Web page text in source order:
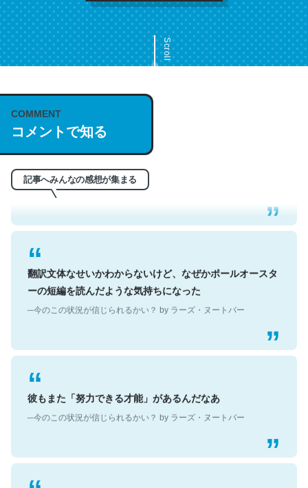
Scroll
COMMENT
コメントで知る
記事へみんなの感想が集まる
これは名文。彼はとてもクレバーなんだろうなと凄く思
─今のこの状況が信じられるかい？ by ラーズ・ヌートバー
翻訳文体なせいかわからないけど、なぜかポールオースタ
ーの短編を読んだような気持ちになった
─今のこの状況が信じられるかい？ by ラーズ・ヌートバー
彼もまた「努力できる才能」があるんだなあ
─今のこの状況が信じられるかい？ by ラーズ・ヌートバー